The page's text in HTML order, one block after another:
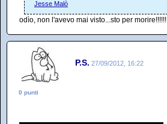
Jesse Malò
odìo, non l'avevo mai visto...sto per morire!!!!!!
P.S. 27/09/2012, 16:22
0 punti